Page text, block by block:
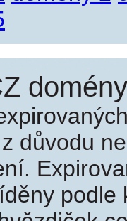
důvodu
podle